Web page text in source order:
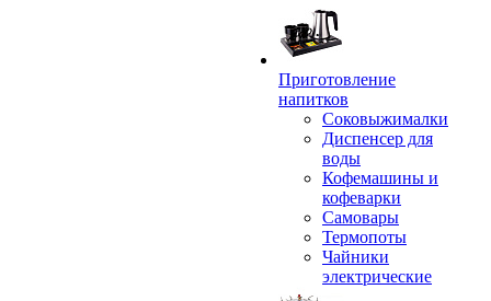
Приготовление
напитков
Соковыжималки
Диспенсер для
воды
Кофемашины и
кофеварки
Самовары
Термопоты
Чайники
электрические